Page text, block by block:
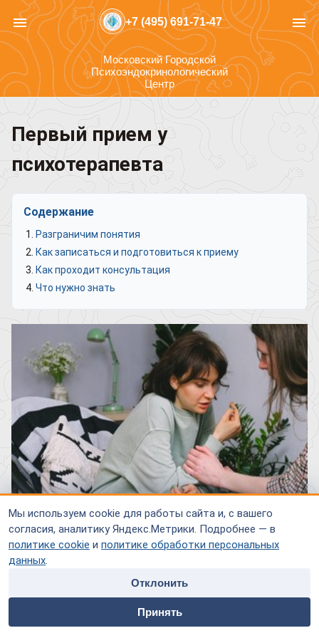
Мы используем cookie для работы сайта и, с вашего
согласия, аналитику Яндекс.Метрики. Подробнее — в
политике cookie и политике обработки персональных
данных.
Отклонить
Принять
home people
Специалисты
payment contacts
menu +7 (495) 691-71-47 menu
Московский Городской
Психоэндокринологический
Центр
Первый прием у
психотерапевта
Содержание
Разграничим понятия
Как записаться и подготовиться к приему
Как проходит консультация
Что нужно знать
Психическая неуравновешенность – это болезненное
состояние, которое накладывает свой отпечаток на все
сферы деятельности человека. Если вы не можете
избавиться от него самостоятельно, лучше всего
обратиться за помощью к специалистам.